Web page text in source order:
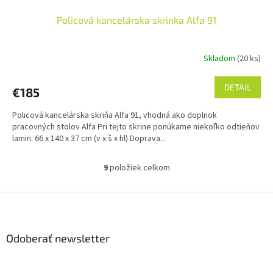
Policová kancelárska skrinka Alfa 91
Skladom (20 ks)
€185 DETAIL
Policová kancelárska skriňa Alfa 91, vhodná ako doplnok
pracovných stolov Alfa Pri tejto skrine ponúkame niekoľko odtieňov
lamin. 66 x 140 x 37 cm (v x š x hl) Doprava...
O
l
9položiek celkom
Odoberať newsletter